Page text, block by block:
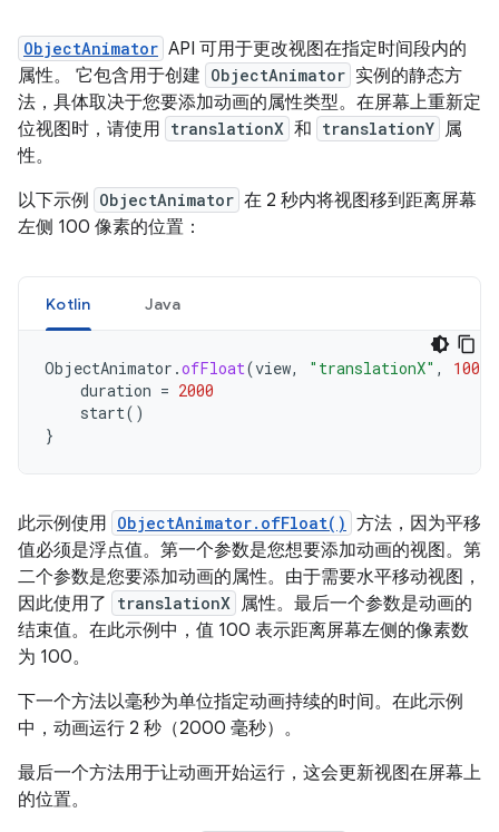
ObjectAnimator API 可用于更改视图在指定时间段内的
属性。 它包含用于创建 ObjectAnimator 实例的静态方
法，具体取决于您要添加动画的属性类型。在屏幕上重新定
位视图时，请使用 translationX 和 translationY 属
性。
以下示例
ObjectAnimator 在 2 秒内将视图移到距离屏幕
左侧 100 像素的位置：
Kotlin Java
ObjectAnimator .ofFloat(view, "translationX" , 100f
duration = 2000
start()
}
此示例使用 ObjectAnimator.ofFloat() 方法，因为平移
值必须是浮点值。第一个参数是您想要添加动画的视图。第
二个参数是您要添加动画的属性。由于需要水平移动视图，
因此使用了
translationX 属性。最后一个参数是动画的
结束值。在此示例中，值 100 表示距离屏幕左侧的像素数
为 100。
下一个方法以毫秒为单位指定动画持续的时间。在此示例
中，动画运行 2 秒（2000 毫秒）。
最后一个方法用于让动画开始运行，这会更新视图在屏幕上
的位置。